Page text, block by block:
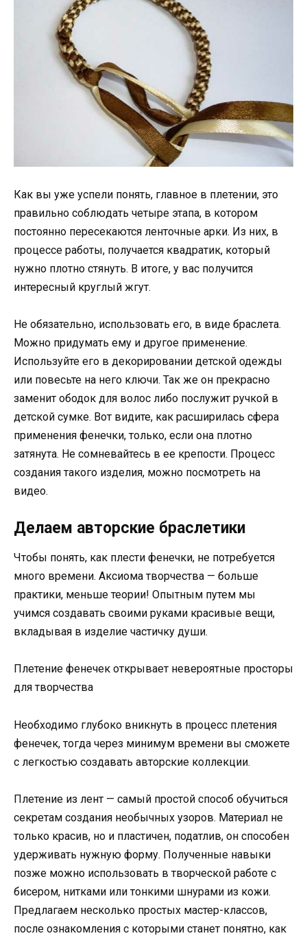
Как вы уже успели понять, главное в плетении, это
правильно соблюдать четыре этапа, в котором
постоянно пересекаются ленточные арки. Из них, в
процессе работы, получается квадратик, который
нужно плотно стянуть. В итоге, у вас получится
интересный круглый жгут.
Не обязательно, использовать его, в виде браслета.
Можно придумать ему и другое применение.
Используйте его в декорировании детской одежды
или повесьте на него ключи. Так же он прекрасно
заменит ободок для волос либо послужит ручкой в
детской сумке. Вот видите, как расширилась сфера
применения фенечки, только, если она плотно
затянута. Не сомневайтесь в ее крепости. Процесс
создания такого изделия, можно посмотреть на
видео.
Делаем авторские браслетики
Чтобы понять, как плести фенечки, не потребуется
много времени. Аксиома творчества — больше
практики, меньше теории! Опытным путем мы
учимся создавать своими руками красивые вещи,
вкладывая в изделие частичку души.
Плетение фенечек открывает невероятные просторы
для творчества
Необходимо глубоко вникнуть в процесс плетения
фенечек, тогда через минимум времени вы сможете
с легкостью создавать авторские коллекции.
Плетение из лент — самый простой способ обучиться
секретам создания необычных узоров. Материал не
только красив, но и пластичен, податлив, он способен
удерживать нужную форму. Полученные навыки
позже можно использовать в творческой работе с
бисером, нитками или тонкими шнурами из кожи.
Предлагаем несколько простых мастер-классов,
после ознакомления с которыми станет понятно, как